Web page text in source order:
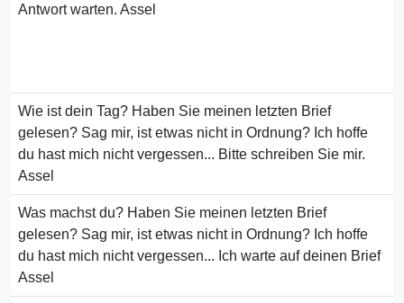
Antwort warten. Assel
Wie ist dein Tag? Haben Sie meinen letzten Brief
gelesen? Sag mir, ist etwas nicht in Ordnung? Ich hoffe
du hast mich nicht vergessen... Bitte schreiben Sie mir.
Assel
Was machst du? Haben Sie meinen letzten Brief
gelesen? Sag mir, ist etwas nicht in Ordnung? Ich hoffe
du hast mich nicht vergessen... Ich warte auf deinen Brief
Assel